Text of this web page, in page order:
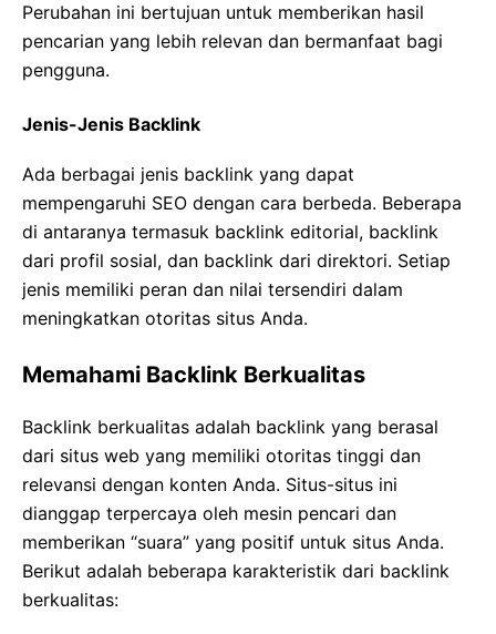
Perubahan ini bertujuan untuk memberikan hasil
pencarian yang lebih relevan dan bermanfaat bagi
pengguna.
Jenis-Jenis Backlink
Ada berbagai jenis backlink yang dapat
mempengaruhi SEO dengan cara berbeda. Beberapa
di antaranya termasuk backlink editorial, backlink
dari profil sosial, dan backlink dari direktori. Setiap
jenis memiliki peran dan nilai tersendiri dalam
meningkatkan otoritas situs Anda.
Memahami Backlink Berkualitas
Backlink berkualitas adalah backlink yang berasal
dari situs web yang memiliki otoritas tinggi dan
relevansi dengan konten Anda. Situs-situs ini
dianggap terpercaya oleh mesin pencari dan
memberikan “suara” yang positif untuk situs Anda.
Berikut adalah beberapa karakteristik dari backlink
berkualitas: